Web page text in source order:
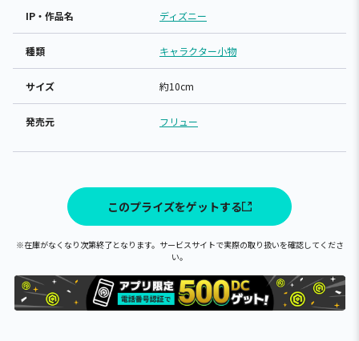
IP・作品名 ディズニー
種類 キャラクター小物
サイズ 約10cm
発売元 フリュー
このプライズをゲットする
※在庫がなくなり次第終了となります。サービスサイトで実際の取り扱いを確認してくださ
い。